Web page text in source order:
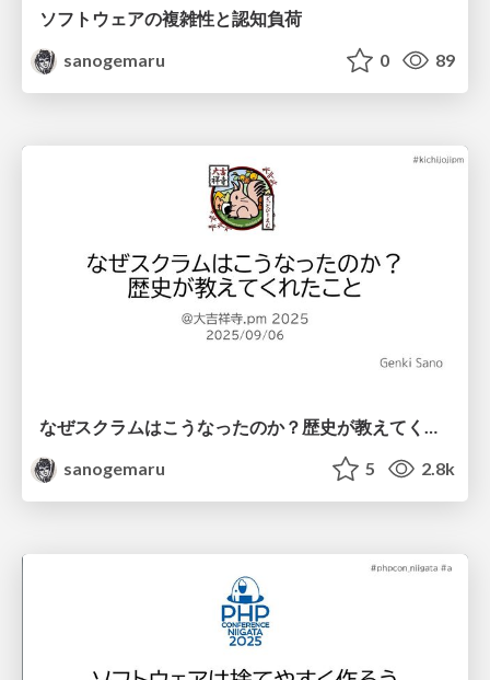
ソフトウェアの複雑性と認知負荷
sanogemaru
0 89
sanogemaru
5 2.8k